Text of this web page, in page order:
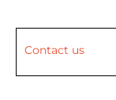
Contact us